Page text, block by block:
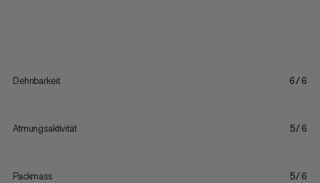
Dehnbarkeit 6/6
Atmungsaktivität 5/6
Packmass 5/6